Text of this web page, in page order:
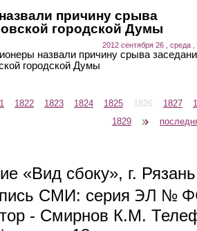
причину срыва
городской Думы
2012 сентября 26 , среда ,
назвали причину срыва
городской Думы
1822 1823 1824 1825 1826 1827
1829
«Вид сбоку», г.
СМИ: серия ЭЛ №
- Смирнов К.М.
(link sends e-mail)